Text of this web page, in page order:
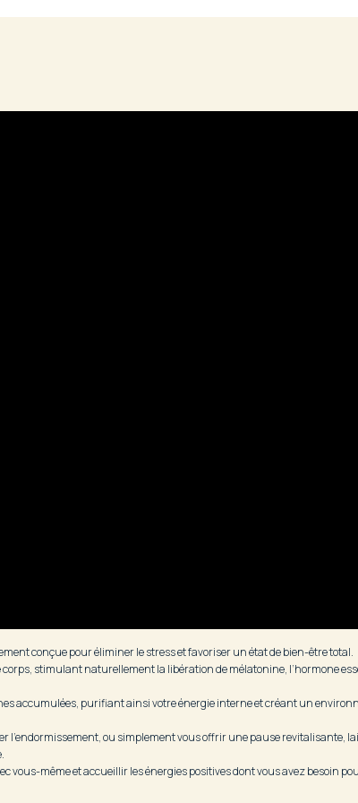
conçue pour éliminer le stress et favoriser un état de bien-être total.
stimulant naturellement la libération de mélatonine, l’hormone
accumulées, purifiant ainsi votre énergie interne et créant un
l’endormissement, ou simplement vous offrir une pause revitalisante,
vous-même et accueillir les énergies positives dont vous avez besoin